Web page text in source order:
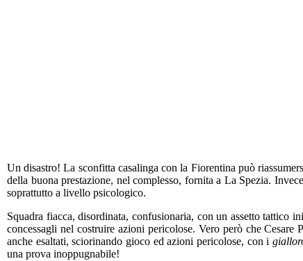
Un disastro! La sconfitta casalinga con la Fiorentina può
della buona prestazione, nel complesso, fornita a La Spezia.
soprattutto a livello psicologico.
Squadra fiacca, disordinata, confusionaria, con un assetto tattico
concessagli nel costruire azioni pericolose. Vero però che
anche esaltati, sciorinando gioco ed azioni pericolose, con i
una prova inoppugnabile!